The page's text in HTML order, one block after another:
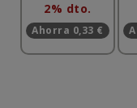
2% dto.
Ahorra 0,33 €